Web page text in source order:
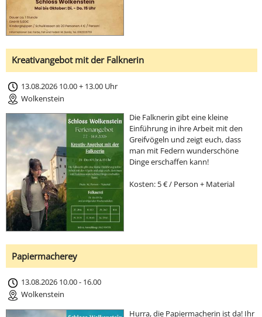
Kreativangebot mit der Falknerin
13.08.2026 10.00 + 13.00 Uhr
Wolkenstein
Die Falknerin gibt eine kleine
Einführung in ihre Arbeit mit den
Greifvögeln und zeigt euch, dass
man mit Federn wunderschöne
Dinge erschaffen kann!
Kosten: 5 € / Person + Material
Papiermacherey
13.08.2026 10.00 - 16.00
Wolkenstein
Hurra, die Papiermacherin ist da! Ihr